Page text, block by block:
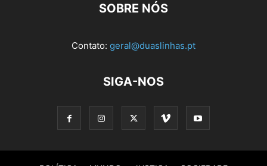
SOBRE NÓS
Contato: geral@duaslinhas.pt
SIGA-NOS